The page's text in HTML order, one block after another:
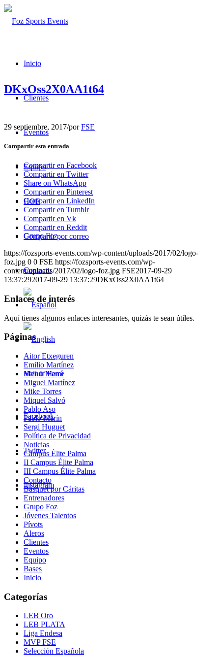
Inicio
Clientes
Eventos
Equipo
HOF
Grupo Foz
Contacto
Menú Menú
Facebook
Twitter
Instagram
DKxOss2X0AA1t64
29 septiembre, 2017/porFSE
Compartir esta entrada
Compartir en Facebook
Compartir en Twitter
Share on WhatsApp
Compartir en Pinterest
Compartir en LinkedIn
Compartir en Tumblr
Compartir en Vk
Compartir en Reddit
Compartir por correo
https://fozsports-events.com/wp-content/uploads/2017/02/logo-
foz.jpg 0 0 FSE https://fozsports-events.com/wp-
content/uploads/2017/02/logo-foz.jpg FSE2017-09-29
13:37:292017-09-29 13:37:29DKxOss2X0AA1t64
Enlaces de interés
Aquí tienes algunos enlaces interesantes, quizás te sean útiles.
Páginas
Aitor Etxeguren
Emilio Martínez
Hall of Fame
Miguel Martínez
Mike Torres
Miquel Salvó
Pablo Aso
Pablo Marín
Sergi Huguet
Política de Privacidad
Noticias
Campus Élite Palma
II Campus Élite Palma
III Campus Élite Palma
Contacto
Básquet por Cáritas
Entrenadores
Grupo Foz
Jóvenes Talentos
Pívots
Aleros
Clientes
Eventos
Equipo
Bases
Inicio
Categorías
LEB Oro
LEB PLATA
Liga Endesa
MVP FSE
Selección Española